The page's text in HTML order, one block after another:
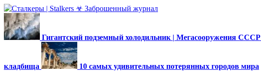
Гигантский подземный холодильник | Мегасооружения СССР
кладбища 10 самых удивительных потерянных городов мира